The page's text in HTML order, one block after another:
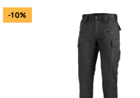
-10%